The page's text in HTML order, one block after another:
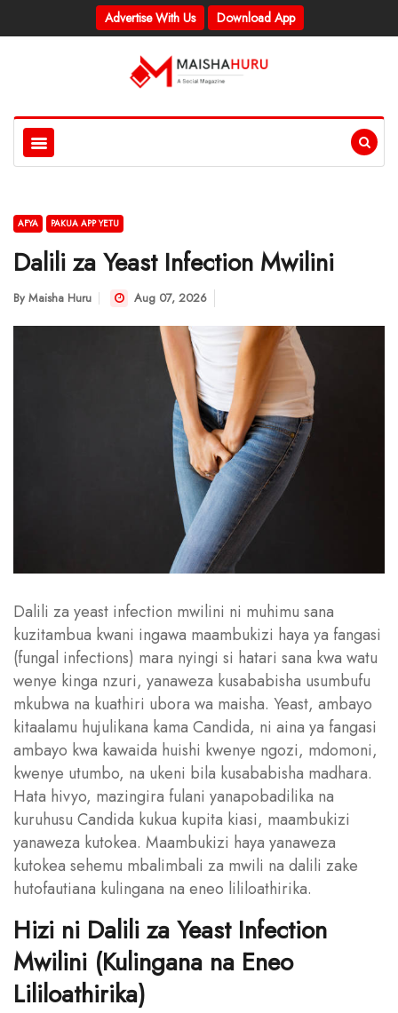
Advertise With Us Download App
AFYA PAKUA APP YETU
Dalili za Yeast Infection Mwilini
By Maisha Huru Aug 07, 2026
Dalili za yeast infection mwilini ni muhimu sana
kuzitambua kwani ingawa maambukizi haya ya fangasi
(fungal infections) mara nyingi si hatari sana kwa watu
wenye kinga nzuri, yanaweza kusababisha usumbufu
mkubwa na kuathiri ubora wa maisha. Yeast, ambayo
kitaalamu hujulikana kama Candida, ni aina ya fangasi
ambayo kwa kawaida huishi kwenye ngozi, mdomoni,
kwenye utumbo, na ukeni bila kusababisha madhara.
Hata hivyo, mazingira fulani yanapobadilika na
kuruhusu Candida kukua kupita kiasi, maambukizi
yanaweza kutokea. Maambukizi haya yanaweza
kutokea sehemu mbalimbali za mwili na dalili zake
hutofautiana kulingana na eneo lililoathirika.
Hizi ni Dalili za Yeast Infection
Mwilini (Kulingana na Eneo
Lililoathirika)